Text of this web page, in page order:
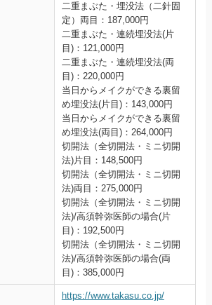
二重まぶた・埋没法（二針固
定）両目：187,000円
二重まぶた・連続埋没法(片
目)：121,000円
二重まぶた・連続埋没法(両
目)：220,000円
当日からメイクができる裏留
め埋没法(片目)：143,000円
当日からメイクができる裏留
め埋没法(両目)：264,000円
切開法（全切開法・ミニ切開
法)片目：148,500円
切開法（全切開法・ミニ切開
法)両目：275,000円
切開法（全切開法・ミニ切開
法)/高須幹弥医師の場合(片
目)：192,500円
切開法（全切開法・ミニ切開
法)/高須幹弥医師の場合(両
目)：385,000円
https://www.takasu.co.jp/